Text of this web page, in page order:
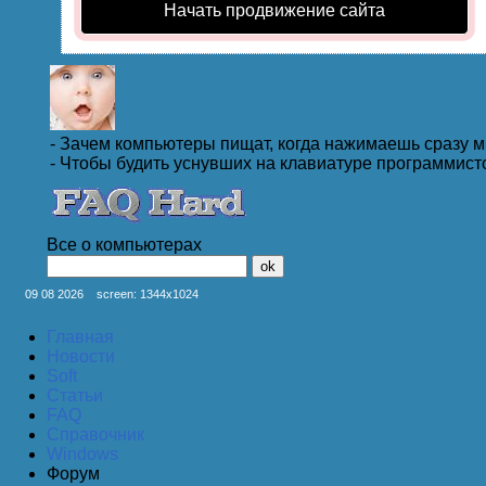
Начать продвижение сайта
- Зачем компьютеры пищат, когда нажимаешь сразу
- Чтобы будить уснувших на клавиатуре
Виндоус обнаружил изменение координат курсора
У меня мышь в коме.
Boт уже много лет мы делаем вас чуточку
Все о компьютерах
09 08 2026 screen: 1344x1024
Главная
Новости
Soft
Статьи
FAQ
Справочник
Windows
Форум